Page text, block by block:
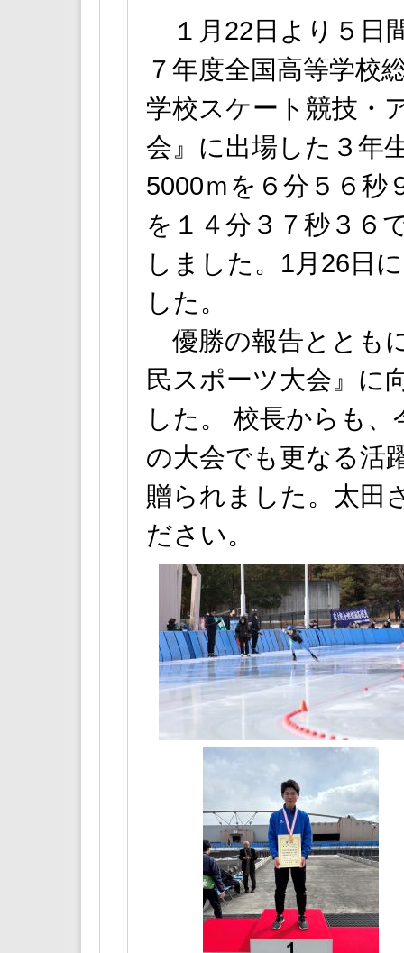
１月22日より５日
７年度全国高等学校
学校スケート競技・
会』に出場した３年
5000ｍを６分５６秒
を１４分３７秒３６
しました。1月26日
した。
優勝の報告ととも
民スポーツ大会』に
した。 校長からも
の大会でも更なる活
贈られました。太田
ださい。